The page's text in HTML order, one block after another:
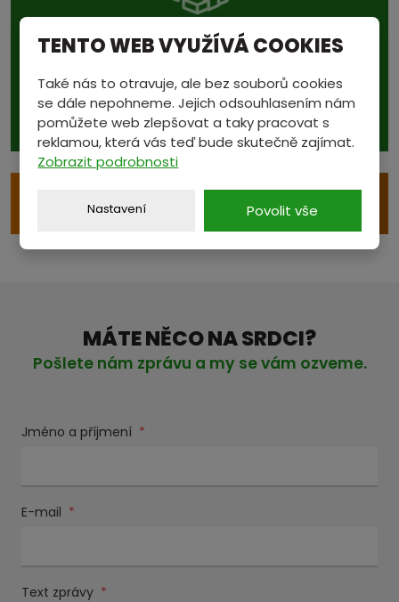
Podívejte se také na...
CENÍK
VÝKUP S ODVOZEM
MÁTE NĚCO NA SRDCI?
Pošlete nám zprávu a my se vám ozveme.
Jméno a příjmení *
E-mail *
Text zprávy *
TENTO WEB VYUŽÍVÁ COOKIES
Také nás to otravuje, ale bez souborů cookies
se dále nepohneme. Jejich odsouhlasením nám
pomůžete web zlepšovat a taky pracovat s
reklamou, která vás teď bude skutečně zajímat.
Zobrazit podrobnosti
Nastavení Povolit vše